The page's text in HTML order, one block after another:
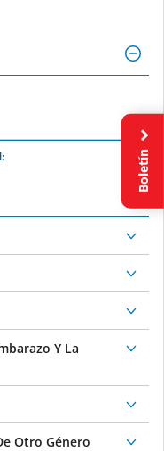
Y La
Otro Género
Boletín